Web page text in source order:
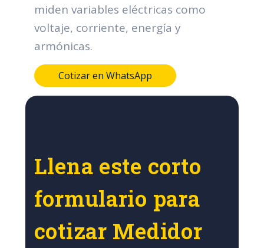
miden variables eléctricas como
voltaje, corriente, energía y
armónicas.
Cotizar en WhatsApp
Llena este corto
formulario para
cotizar Medidor